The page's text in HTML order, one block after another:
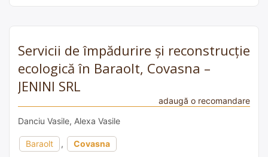
Servicii de împădurire și reconstrucție
ecologică în Baraolt, Covasna –
JENINI SRL
adaugă o recomandare
Danciu Vasile, Alexa Vasile
Baraolt , Covasna